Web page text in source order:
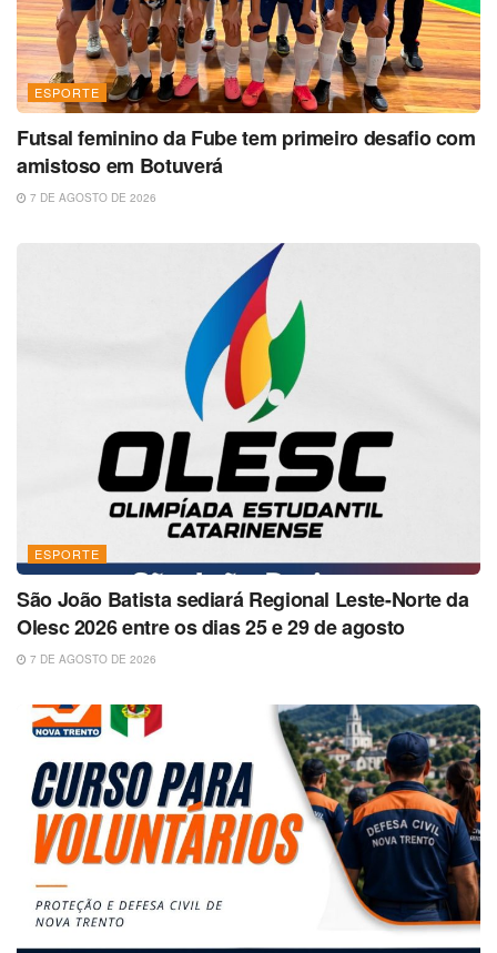
ESPORTE
Futsal feminino da Fube tem primeiro desafio com
amistoso em Botuverá
7 DE AGOSTO DE 2026
ESPORTE
São João Batista sediará Regional Leste-Norte da
Olesc 2026 entre os dias 25 e 29 de agosto
7 DE AGOSTO DE 2026